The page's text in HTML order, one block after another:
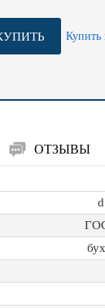
Купить
ОТЗЫВЫ